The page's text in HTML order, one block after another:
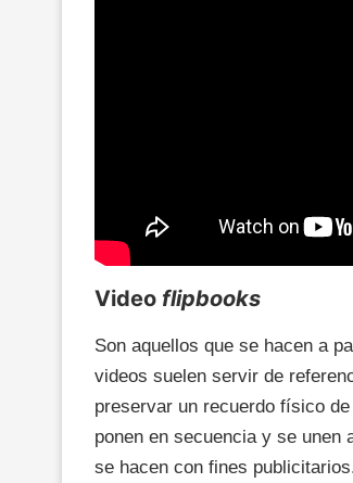
Video flipbooks
Son aquellos que se hacen a
videos suelen servir de
preservar un recuerdo físico
ponen en secuencia y se unen
se hacen con fines